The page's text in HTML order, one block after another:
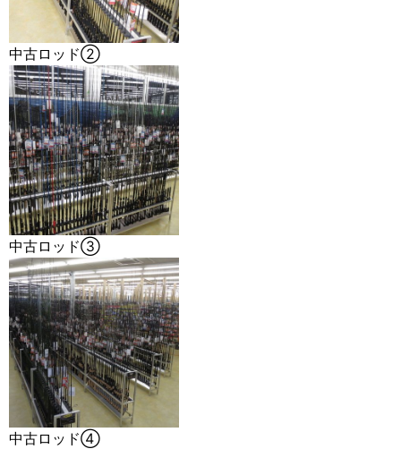
中古ロッド②
中古ロッド③
中古ロッド④